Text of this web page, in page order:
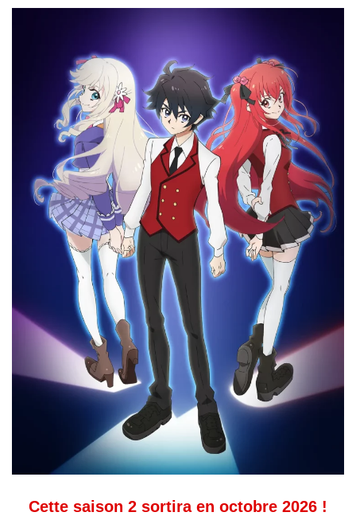
Cette saison 2 sortira en octobre 2026 !